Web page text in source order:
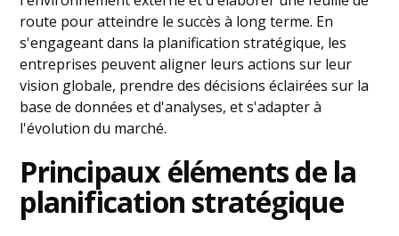
route pour atteindre le succès à long terme. En
s'engageant dans la planification stratégique, les
entreprises peuvent aligner leurs actions sur leur
vision globale, prendre des décisions éclairées sur la
base de données et d'analyses, et s'adapter à
l'évolution du marché.
Principaux éléments de la
planification stratégique